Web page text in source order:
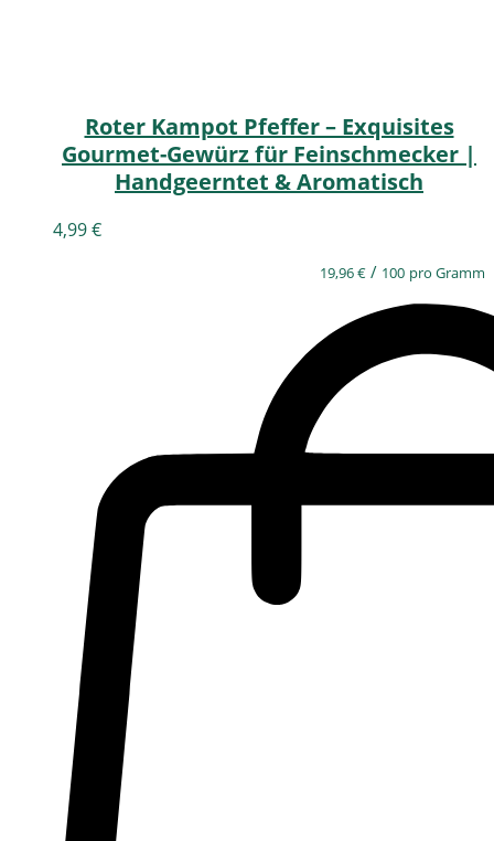
Roter Kampot Pfeffer – Exquisites
Gourmet-Gewürz für Feinschmecker |
Handgeerntet & Aromatisch
4,99€
19,96€ / 100 pro Gramm